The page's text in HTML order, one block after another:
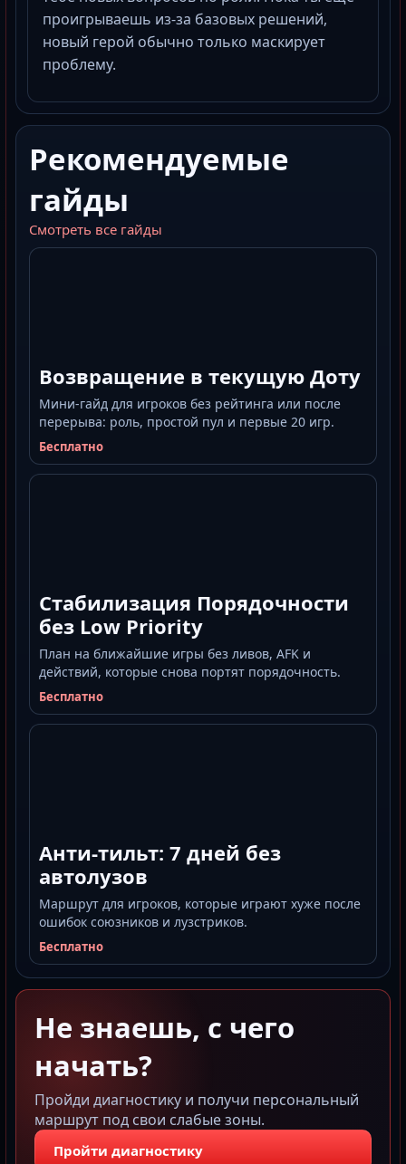
проигрываешь из-за базовых решений,
новый герой обычно только маскирует
проблему.
Рекомендуемые
гайды
Смотреть все гайды
Возвращение в текущую Доту
Мини-гайд для игроков без рейтинга или после
перерыва: роль, простой пул и первые 20 игр.
Бесплатно
Стабилизация Порядочности
без Low Priority
План на ближайшие игры без ливов, AFK и
действий, которые снова портят порядочность.
Бесплатно
Анти-тильт: 7 дней без
автолузов
Маршрут для игроков, которые играют хуже после
ошибок союзников и лузстриков.
Бесплатно
Не знаешь, с чего
начать?
Пройди диагностику и получи персональный
маршрут под свои слабые зоны.
Пройти диагностику